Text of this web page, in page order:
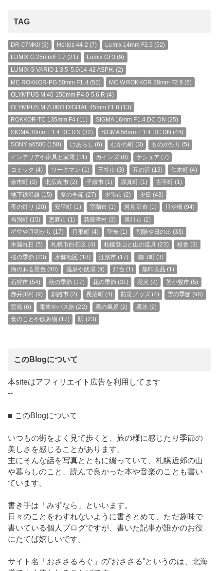
TAG
DR-07MKII(3) Helios 44-2 (7) Lumix 14mm F2.5 (52)
LUMIX G 25mm/F1.7 (21) Lumix GF3 (9)
LUMIX G VARIO 1:3.5-5.6/14-42 ASPH. (2)
MC ROKKOR-PG 50mm F1.4(52) MC W.ROKKOR 28mm F2.8 (6)
OLYMPUS M.40-150mm F4.0-5.6 R (4)
OLYMPUS M.ZUIKO DIGITAL 45mm F1.8 (13)
ROKKOR-TC 135mm F4 (11) SIGMA 16mm F1.4 DC DN (25)
SIGMA 30mm F1.4 DC DN (32) SIGMA 56mm F1.4 DC DN (44)
SONY a6500 (158) けあらし (6) むかわ町 (3) ものがたり (5)
インテリアや家具と家電 (11) カインズ(8) ケシュア (7)
コミック (4) ワークマン (1) 三笠市 (3) 五の沢 (13) 仁木町 (4)
余市町(3) 北広島市 (2) 千歳市(1) 厚真町 (1) 古平町 (1)
地下鉄沿線 (15) 夏の季節 (27) 夕張市 (2) 夕日 (43)
夜の灯り (20) 安平町 (1) 室蘭市(1) 岩見沢市(1) 川や橋 (94)
当別町(15) 恵庭市 (1) 新篠津村(3) 旭川市(2)
星空や月明かり (17) 月形町 (4) 望来 (1) 朝陽や日の出 (33)
木漏れ日 (5) 札幌市白石区 (4) 札幌登山と山の道具 (23) 校舎 (3)
桜の季節 (23) 水郷地区 (18) 江別市 (17) 浦臼町(3)
海のある景色(40) 温泉や銭湯(4) 灯台 (1) 無印良品 (1)
石狩市(54) 秋の季節 (17) 花の季節 (31) 花火 (2) 苫小牧市 (5)
赤井川村(9) 釧路市 (2) 長沼町(4) 防災グッズ(4) 雪の季節 (98)
雲海(6) 電車やバス旅 (22) 霧の風景 (2) 霧氷 (2)
食のことや飲み物 (17) 駅 (23)
このBlogについて
本siteはアフィリエイト広告を利用してます
--
■ このBlogについて
いつもの街をよく見て歩くと、旅の様に感じたり季節の
美しさを感じることがあります。
主にそんな話を写真とともに綴っていて、札幌近郊の山
や暮らしのこと、読んで良かった本や音楽のことも書い
ています。
書き手は「みずなら」といいます。
日々のことをわすれないように書きとめて、ただ趣味で
書いている個人ブログですが、書いた記事が誰かのお役
にたてば嬉しいです。
サイト名「おささるろぐ」の”おささる”というのは、北海